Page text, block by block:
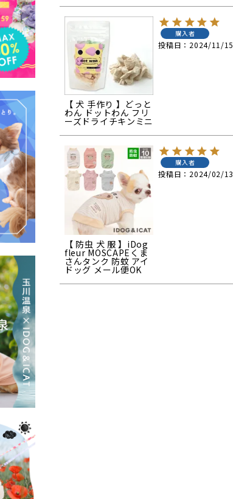
【 犬 手作り 】どっと
わん ドットわん フリ
ーズドライチキンミニ
購入者
投稿日 2024/11/15
【 防虫 犬 服 】iDog
fleur MOSCAPEくま
さんタンク 防蚊 アイ
ドッグ メール便OK
購入者
投稿日 2024/02/13